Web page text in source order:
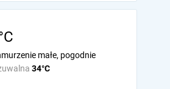
34°C
małe, pogodnie